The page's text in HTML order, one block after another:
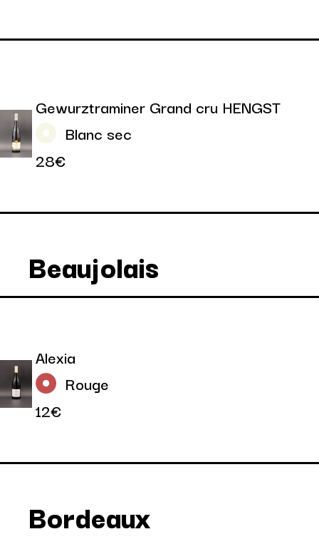
Gewurztraminer Grand cru HENGST
Blanc sec
28€
Beaujolais
Alexia
Rouge
12€
Bordeaux